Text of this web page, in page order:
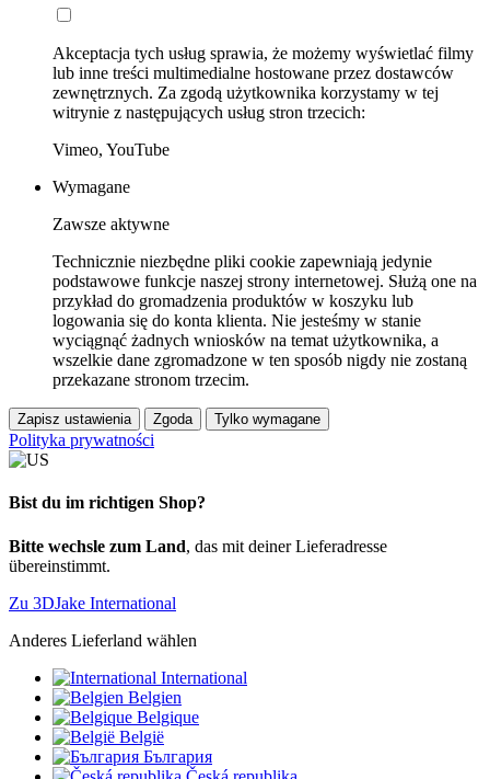
Akceptacja tych usług sprawia, że możemy wyświetlać filmy
lub inne treści multimedialne hostowane przez dostawców
zewnętrznych. Za zgodą użytkownika korzystamy w tej
witrynie z następujących usług stron trzecich:
Vimeo, YouTube
Wymagane
Zawsze aktywne
Technicznie niezbędne pliki cookie zapewniają jedynie
podstawowe funkcje naszej strony internetowej. Służą one na
przykład do gromadzenia produktów w koszyku lub
logowania się do konta klienta. Nie jesteśmy w stanie
wyciągnąć żadnych wniosków na temat użytkownika, a
wszelkie dane zgromadzone w ten sposób nigdy nie zostaną
przekazane stronom trzecim.
Zapisz ustawienia Zgoda Tylko wymagane
Polityka prywatności
Bist du im richtigen Shop?
Bitte wechsle zum Land, das mit deiner Lieferadresse
übereinstimmt.
Zu 3DJake International
Anderes Lieferland wählen
International
Belgien
Belgique
België
България